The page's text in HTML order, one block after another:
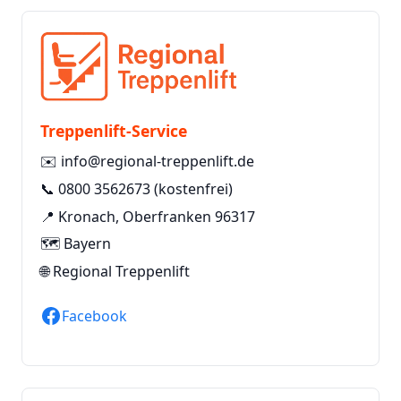
Treppenlift-Service
✉️ info@regional-treppenlift.de
📞 0800 3562673(kostenfrei)
📍 Kronach, Oberfranken 96317
🗺️ Bayern
🌐Regional Treppenlift
Facebook